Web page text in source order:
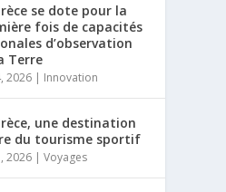
se dote pour la
fois de capacités
d’observation
Terre
2026 | Innovation
une destination
du tourisme sportif
2026 |Voyages